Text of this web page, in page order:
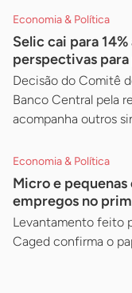
Economia & Política
Selic cai para
perspectivas
Decisão do Comitê
Banco Central pela
acompanha outros
Economia & Política
Micro e
empregos no
Levantamento feito
Caged confirma o